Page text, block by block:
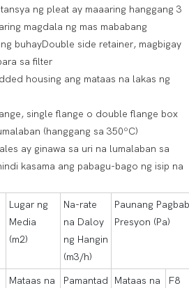
ng pleat ay maaaring hanggang 3
magdala ng mas mababang
buhayDouble side retainer, magbigay
sa filter
housing ang mataas na lakas ng
single flange o double flange box
(hanggang sa 350ºC)
ay ginawa sa uri na lumalaban sa
kasama ang pabagu-bago ng isip na
Lugar ng
Media
(m2)
Na-rate
na Daloy
ng Hangin
(m3/h)
Paunang
Presyon (Pa)
Mataas na
Pamantad
Mataas na
F8